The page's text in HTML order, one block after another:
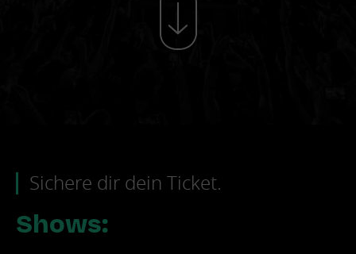
Sichere dir dein Ticket.
Shows: